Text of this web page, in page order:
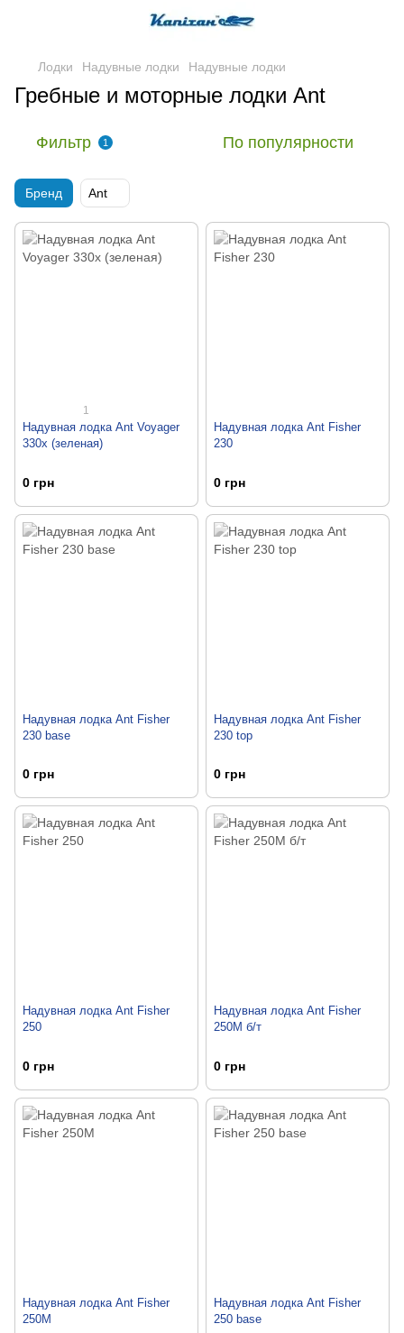
Лодки Надувные лодки Надувные лодки
Гребные и моторные лодки Ant
Фильтр 1 По популярности
Бренд Ant
1
Надувная лодка Ant Voyager
330x (зеленая)
0 грн
Надувная лодка Ant Fisher
230
0 грн
Надувная лодка Ant Fisher
230 base
0 грн
Надувная лодка Ant Fisher
230 top
0 грн
Надувная лодка Ant Fisher
250
0 грн
Надувная лодка Ant Fisher
250М б/т
0 грн
Надувная лодка Ant Fisher
250М
Надувная лодка Ant Fisher
250 base